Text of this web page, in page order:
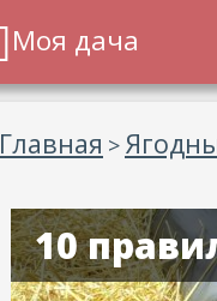
Моя дача
Главная >
10